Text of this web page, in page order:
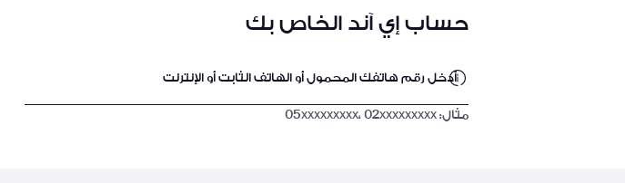
حساب إي آند الخاص بك
أدخل رقم هاتفك المحمول أو الهاتف الثابت أو الإنترنت
مثال: 05xxxxxxxxx، 02xxxxxxxxx